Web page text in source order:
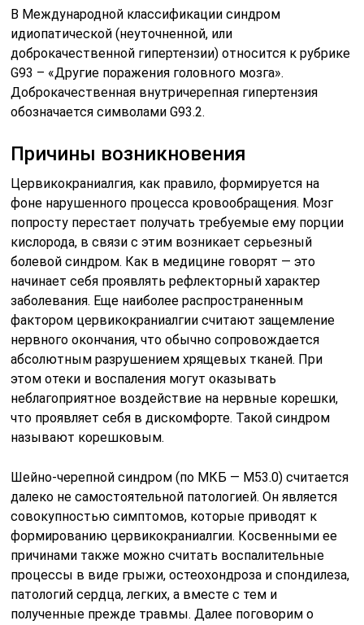
В Международной классификации синдром
идиопатической (неуточненной, или
доброкачественной гипертензии) относится к рубрике
G93 – «Другие поражения головного мозга».
Доброкачественная внутричерепная гипертензия
обозначается символами G93.2.
Причины возникновения
Цервикокраниалгия, как правило, формируется на
фоне нарушенного процесса кровообращения. Мозг
попросту перестает получать требуемые ему порции
кислорода, в связи с этим возникает серьезный
болевой синдром. Как в медицине говорят — это
начинает себя проявлять рефлекторный характер
заболевания. Еще наиболее распространенным
фактором цервикокраниалгии считают защемление
нервного окончания, что обычно сопровождается
абсолютным разрушением хрящевых тканей. При
этом отеки и воспаления могут оказывать
неблагоприятное воздействие на нервные корешки,
что проявляет себя в дискомфорте. Такой синдром
называют корешковым.
Шейно-черепной синдром (по МКБ — M53.0) считается
далеко не самостоятельной патологией. Он является
совокупностью симптомов, которые приводят к
формированию цервикокраниалгии. Косвенными ее
причинами также можно считать воспалительные
процессы в виде грыжи, остеохондроза и спондилеза,
патологий сердца, легких, а вместе с тем и
полученные прежде травмы. Далее поговорим о